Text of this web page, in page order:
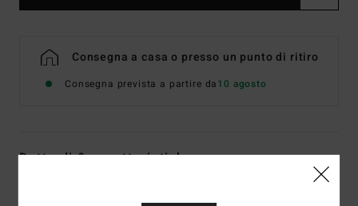
Consegna a casa o presso un punto di ritiro
Consegna prevista a partire da10 agosto
Dettagli & caratteristiche